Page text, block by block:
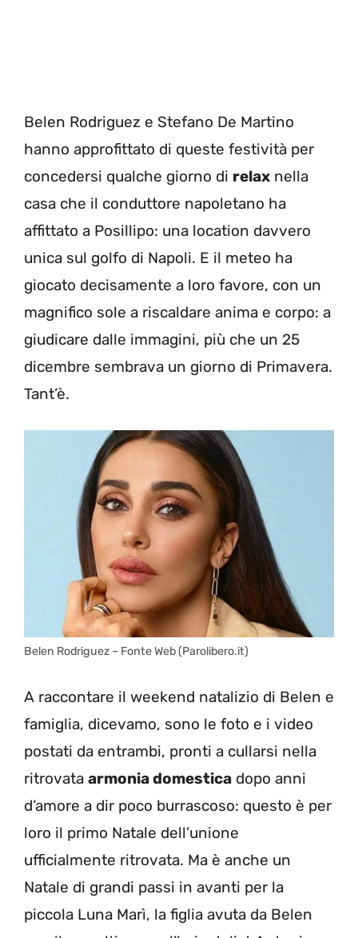
Belen Rodriguez e Stefano De Martino
hanno approfittato di queste festività per
concedersi qualche giorno di relax nella
casa che il conduttore napoletano ha
affittato a Posillipo: una location davvero
unica sul golfo di Napoli. E il meteo ha
giocato decisamente a loro favore, con un
magnifico sole a riscaldare anima e corpo: a
giudicare dalle immagini, più che un 25
dicembre sembrava un giorno di Primavera.
Tant’è.
Belen Rodriguez – Fonte Web (Parolibero.it)
A raccontare il weekend natalizio di Belen e
famiglia, dicevamo, sono le foto e i video
postati da entrambi, pronti a cullarsi nella
ritrovata armonia domestica dopo anni
d’amore a dir poco burrascoso: questo è per
loro il primo Natale dell’unione
ufficialmente ritrovata. Ma è anche un
Natale di grandi passi in avanti per la
piccola Luna Marì, la figlia avuta da Belen